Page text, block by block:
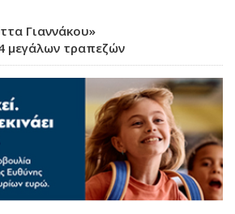
Γιαννάκου»
μεγάλων τραπεζών